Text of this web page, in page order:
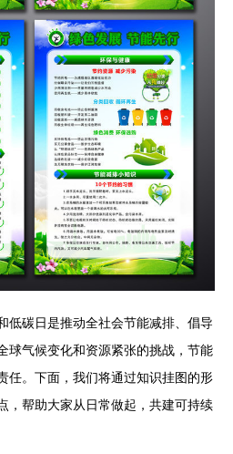
低碳日是推动全社会节能减排、倡导
球气候变化和资源紧张的挑战，节能
任。下面，我们将通过知识挂图的形
，帮助大家从日常做起，共建可持续